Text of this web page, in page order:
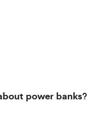
power banks?